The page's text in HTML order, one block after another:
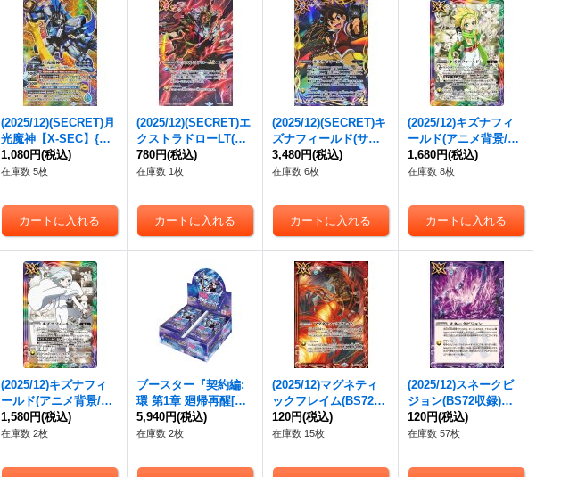
(2025/12)(SECRET)月
光魔神【X-SEC】{BS
72-X09}《多》
1,080円(税込)
在庫数 5枚
(2025/12)(SECRET)エ
クストラドローLT(BS
72収録/ゼウスイラス
ト)【C-SEC】{BSC45
780円(税込)
在庫数 1枚
(2025/12)(SECRET)キ
ズナフィールド(サイ
ン箔押し/ツルギ・タ
テワキイラスト)【R-S
《多》
3,480円(税込)
在庫数 6枚
(2025/12)キズナフィ
ールド(アニメ背景/ヨ
ク・アルバトロサイラ
スト)【R】{BS72-08
1,680円(税込)
在庫数 8枚
(2025/12)キズナフィ
ールド(アニメ背景/J
イラスト)【R】{BS72
-084}《多》
1,580円(税込)
在庫数 2枚
ブースター『契約編:
環 第1章 廻帰再醒[BS
72]』【-】{-}《未開封
BOX》
5,940円(税込)
在庫数 2枚
(2025/12)マグネティ
ックフレイム(BS72収
録/ダークネス・グリ
フォンイラスト)【C】
120円(税込)
在庫数 15枚
(2025/12)スネークビ
ジョン(BS72収録)
【C】{BS44-088}
《紫》
120円(税込)
在庫数 57枚